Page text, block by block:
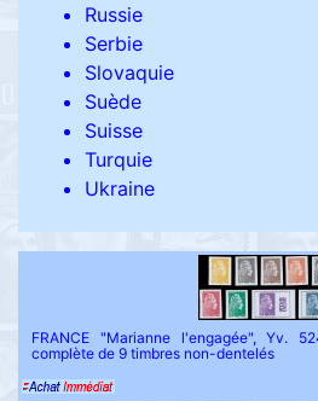
Russie
Serbie
Slovaquie
Suède
Suisse
Turquie
Ukraine
FRANCE "Marianne l'engagée", Yv.
complète de 9 timbres non-dentelés